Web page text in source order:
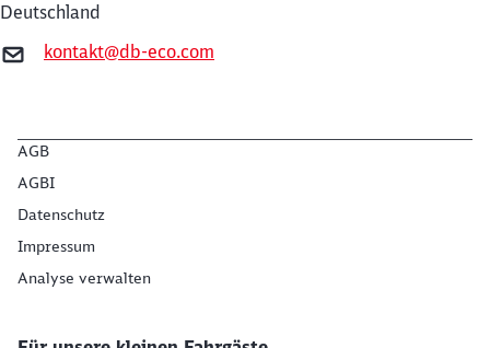
Deutschland
kontakt@db-eco.com
AGB
AGBI
Datenschutz
Impressum
Analyse verwalten
Möchten Sie zu